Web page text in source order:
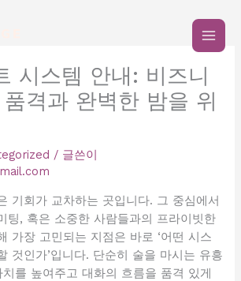
시스템 안내: 비즈니
격과 완벽한 밤을 위
/ 글쓴이
기회가 교차하는 곳입니다. 그 중심에서
팅, 혹은 소중한 사람들과의 프라이빗한
가장 고민되는 지점은 바로 ‘어떤 시스
것인가’입니다. 단순히 술을 마시는 유흥
를 높여주고 대화의 흐름을 품격 있게